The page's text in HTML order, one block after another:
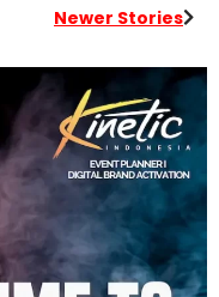
Newer Stories